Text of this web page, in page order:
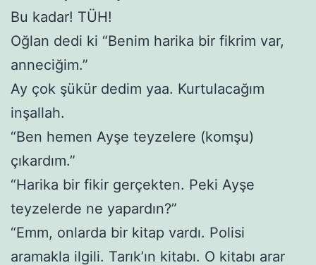
Bu kadar! TÜH!
Oğlan dedi ki “Benim harika bir fikrim var,
anneciğim.”
Ay çok şükür dedim yaa. Kurtulacağım
inşallah.
“Ben hemen Ayşe teyzelere (komşu)
çıkardım.”
“Harika bir fikir gerçekten. Peki Ayşe
teyzelerde ne yapardın?”
“Emm, onlarda bir kitap vardı. Polisi
aramakla ilgili. Tarık’ın kitabı. O kitabı arar